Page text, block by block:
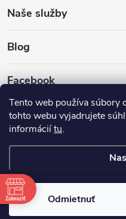
Tento web používa súbory
tohto webu vyjadrujete
informáciítu.
Odmietnuť
Naše služby
Blog
Facebook
Copyright 2026
Zobraziť